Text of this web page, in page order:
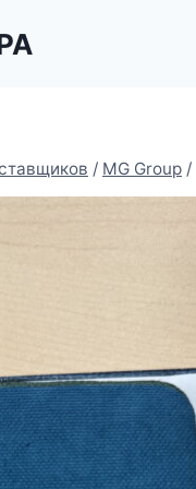
/ MG Group /